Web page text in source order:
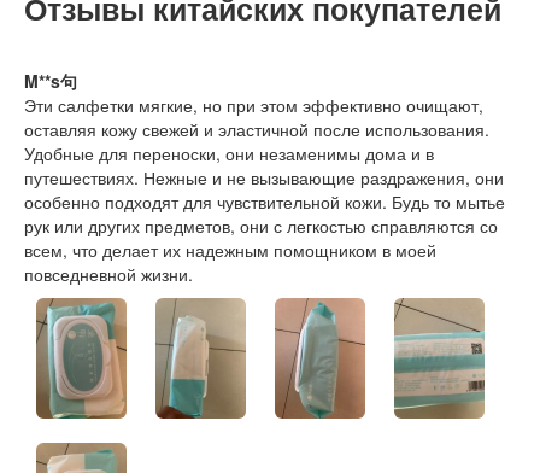
M**s句
Эти салфетки мягкие, но при этом эффективно очищают,
оставляя кожу свежей и эластичной после использования.
Удобные для переноски, они незаменимы дома и в
путешествиях. Нежные и не вызывающие раздражения, они
особенно подходят для чувствительной кожи. Будь то мытье
рук или других предметов, они с легкостью справляются со
всем, что делает их надежным помощником в моей
повседневной жизни.